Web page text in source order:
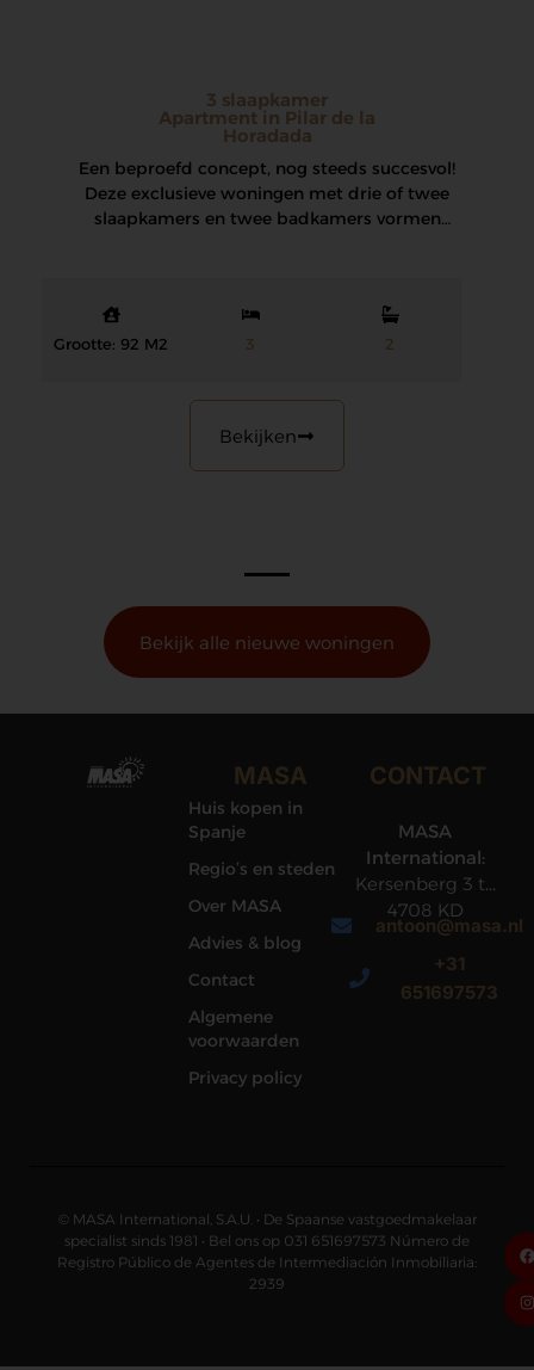
3 slaapkamer
Apartment in Pilar de la
Horadada
Een beproefd concept, nog steeds succesvol!
Deze exclusieve woningen met drie of twee
slaapkamers en twee badkamers vormen
Grootte: 92 M2 3 2
Bekijken
Bekijk alle nieuwe woningen
MASA
Huis kopen in
Spanje
Regio’s en steden
Over MASA
Advies & blog
Contact
Algemene
voorwaarden
Privacy policy
CONTACT
MASA
International:
Kersenberg 3 te
4708 KD
Roosendaal
antoon@masa.nl
+31
651697573
© MASA International, S.A.U. • De Spaanse vastgoedmakelaar
specialist sinds 1981 • Bel ons op 031 651697573 Número de
Registro Público de Agentes de Intermediación Inmobiliaria:
2939